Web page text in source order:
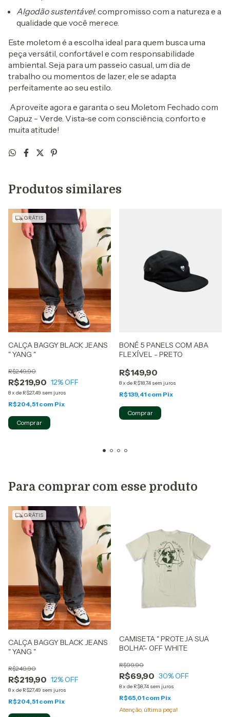
Algodão sustentável: compromisso com a natureza e a
qualidade que você merece.
Este moletom é a escolha ideal para quem busca uma
peça versátil, confortável e com responsabilidade
ambiental. Seja para um passeio casual, um dia de
trabalho ou momentos de lazer, ele se adapta
perfeitamente ao seu estilo.
Aproveite agora e garanta o seu Moletom Fechado com
Capuz - Verde. Vista-se com consciência, conforto e
muita atitude!
Produtos similares
GRÁTIS
CALÇA BAGGY BLACK JEANS
" YANG "
R$219,90
R$249,90
12% OFF
8x de R$27,49 sem juros
R$204,51 com Pix
Comprar
BONÉ 5 PANELS COM ABA
FLEXÍVEL - PRETO
R$149,90
8x de R$18,74 sem juros
R$139,41 com Pix
Comprar
Para comprar com esse produto
GRÁTIS
CALÇA BAGGY BLACK JEANS
" YANG "
R$219,90
R$249,90
12% OFF
8x de R$27,49 sem juros
R$204,51 com Pix
CAMISETA " PROTEJA SUA
BOLHA"- OFF WHITE
R$69,90
R$99,90
30% OFF
8x de R$8,74 sem juros
R$65,01 com Pix
Atenção, última peça!